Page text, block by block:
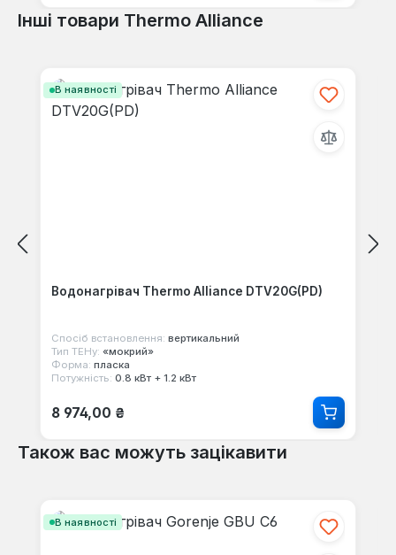
Інші товари Thermo Alliance
В наявності
Водонагрівач Thermo Alliance DTV20G(PD)
Спосіб встановлення: вертикальний
Тип ТЕНу: «мокрий»
Форма: пласка
Потужність: 0.8 кВт + 1.2 кВт
Звичайна ціна:
8 974,00 ₴
Також вас можуть зацікавити
В наявності